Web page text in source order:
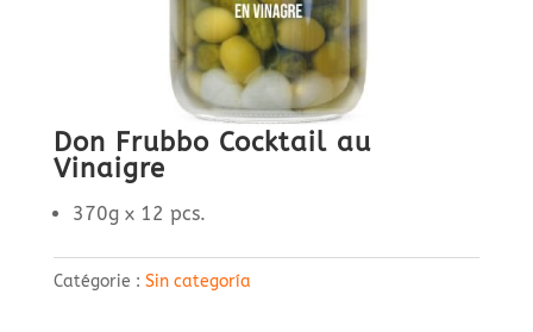
Don Frubbo Cocktail au
Vinaigre
370g x 12 pcs.
Catégorie : Sin categoría